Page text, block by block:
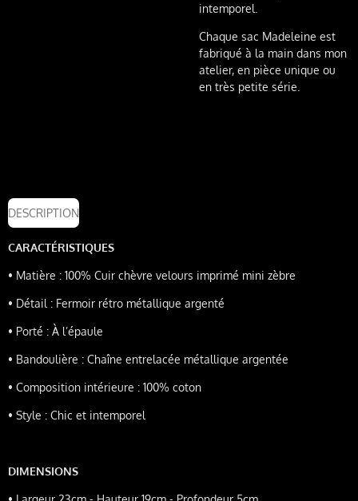
intemporel.
Chaque sac Madeleine est
fabriqué à la main dans mon
atelier, en pièce unique ou
en très petite série.
DESCRIPTION
CARACTÉRISTIQUES
• Matière : 100% Cuir chèvre velours imprimé mini zèbre
• Détail : Fermoir rétro métallique argenté
• Porté : À l’épaule
• Bandoulière : Chaîne entrelacée métallique argentée
• Composition intérieure : 100% coton
• Style : Chic et intemporel
DIMENSIONS